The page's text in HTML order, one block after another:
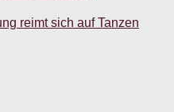
reimt sich auf Tanzen